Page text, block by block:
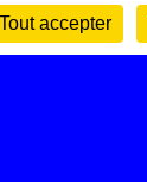
Tout accepter